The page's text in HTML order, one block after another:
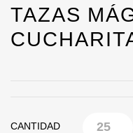
TAZAS
CANTIDAD